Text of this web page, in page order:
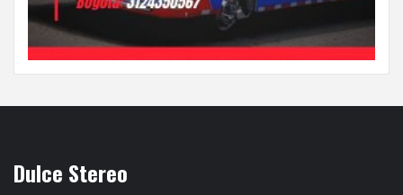
Dulce Stereo